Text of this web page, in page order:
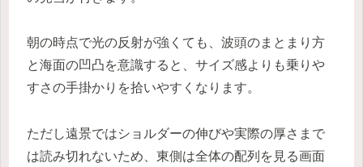
朝の時点で光の反射が強くても、波頭のまとまり方
と海面の凹凸を意識すると、サイズ感よりも乗りや
すさの手掛かりを拾いやすくなります。
ただし遠景ではショルダーの伸びや実際の厚さまで
は読み切れないため、東側は全体の配列を見る画面